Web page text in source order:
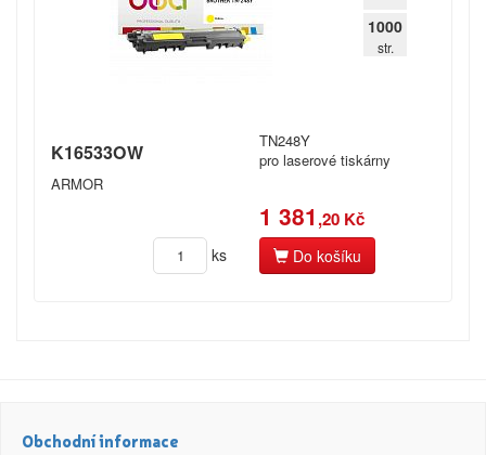
Registrovat 1000
str.
K16533OW
ARMOR
TN248Y
pro laserové tiskárny
1 381 ,20 Kč
ks Do košíku
Obchodní informace